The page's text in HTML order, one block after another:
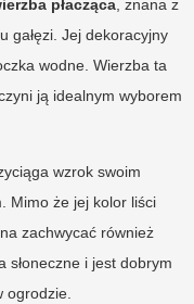
płacząca, znana z
gałęzi. Jej dekoracyjny
wodne. Wierzba ta
ją idealnym wyborem
wzrok swoim
Mimo że jej kolor liści
zachwycać również
słoneczne i jest dobrym
ogrodzie.